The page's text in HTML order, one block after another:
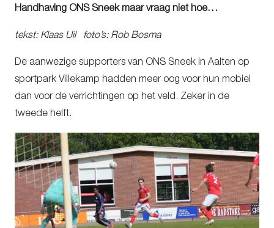
Handhaving ONS Sneek maar vraag niet hoe…
tekst: Klaas Uil foto’s: Rob Bosma
De aanwezige supporters van ONS Sneek in Aalten op
sportpark Villekamp hadden meer oog voor hun mobiel
dan voor de verrichtingen op het veld. Zeker in de
tweede helft.